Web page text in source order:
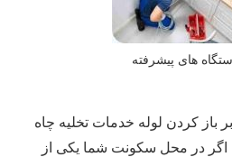
های پیشرفته
باز کردن لوله خدمات تخلیه چاه
اگر در محل سکونت شما یکی از